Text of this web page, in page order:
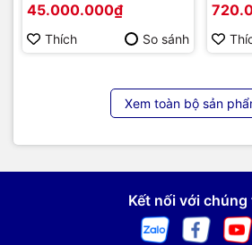
86 | Cấu hình cao cấp |
Hàng chính hãng
45.000.000₫
Thích So sánh
Xem toàn bộ sản
Kết nối với chúng